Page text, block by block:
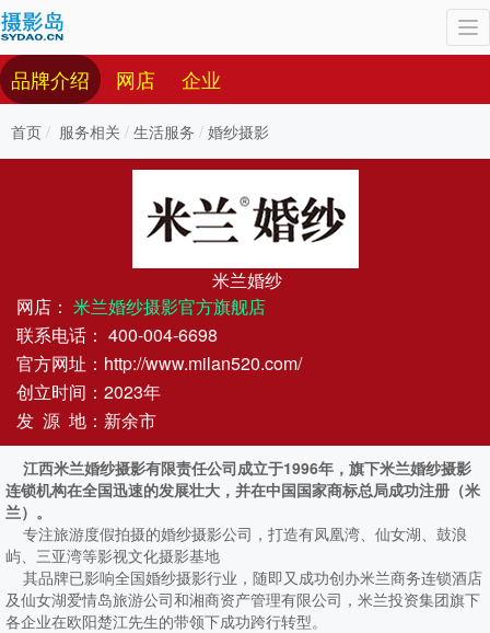
品牌介绍 网店 企业
首页 服务相关 生活服务 婚纱摄影
米兰婚纱
网店： 米兰婚纱摄影官方旗舰店
联系电话： 400-004-6698
官方网址： http://www.milan520.com/
创立时间：2023年
发 源 地：新余市
江西米兰婚纱摄影有限责任公司成立于1996年，旗下米兰婚纱摄影
连锁机构在全国迅速的发展壮大，并在中国国家商标总局成功注册（米
兰）。
专注旅游度假拍摄的婚纱摄影公司，打造有凤凰湾、仙女湖、鼓浪
屿、三亚湾等影视文化摄影基地
其品牌已影响全国婚纱摄影行业，随即又成功创办米兰商务连锁酒店
及仙女湖爱情岛旅游公司和湘商资产管理有限公司，米兰投资集团旗下
各企业在欧阳楚江先生的带领下成功跨行转型。